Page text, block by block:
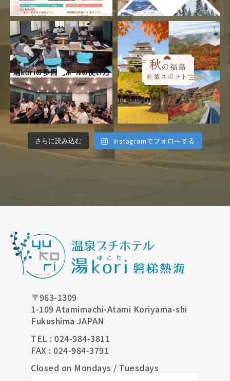
さらに読み込む Instagramでフォローする
〒963-1309
1-109 Atamimachi-Atami Koriyama-shi
Fukushima JAPAN
TEL : 024-984-3811
FAX : 024-984-3791
Closed on Mondays / Tuesdays